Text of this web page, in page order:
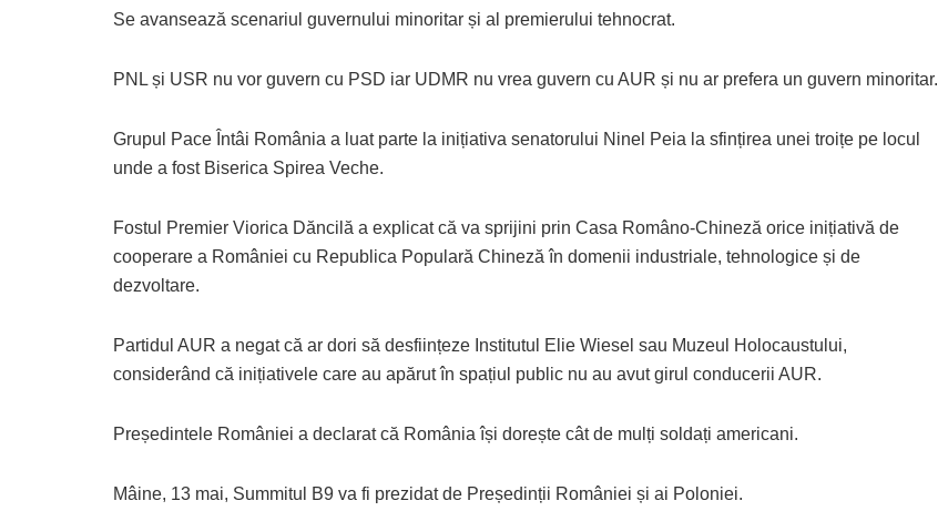
Se avansează scenariul guvernului minoritar și al premierului tehnocrat.
PNL și USR nu vor guvern cu PSD iar UDMR nu vrea guvern cu AUR și nu ar prefera un guvern minoritar.
Grupul Pace Întâi România a luat parte la inițiativa senatorului Ninel Peia la sfințirea unei troițe pe locul
unde a fost Biserica Spirea Veche.
Fostul Premier Viorica Dăncilă a explicat că va sprijini prin Casa Româno-Chineză orice inițiativă de
cooperare a României cu Republica Populară Chineză în domenii industriale, tehnologice și de
dezvoltare.
Partidul AUR a negat că ar dori să desființeze Institutul Elie Wiesel sau Muzeul Holocaustului,
considerând că inițiativele care au apărut în spațiul public nu au avut girul conducerii AUR.
Președintele României a declarat că România își dorește cât de mulți soldați americani.
Mâine, 13 mai, Summitul B9 va fi prezidat de Președinții României și ai Poloniei.